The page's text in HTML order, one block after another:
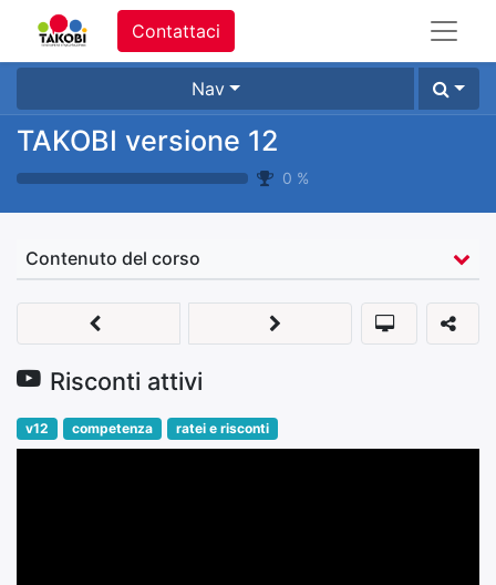
Contattaci
Nav
TAKOBI versione 12
0 %
Contenuto del corso
Risconti attivi
v12 competenza ratei e risconti